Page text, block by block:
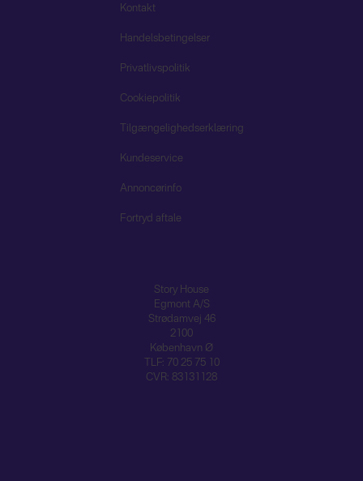
Kontakt
Handelsbetingelser
Privatlivspolitik
Cookiepolitik
Tilgængelighedserklæring
Kundeservice
Annoncørinfo
Fortryd aftale
Story House
Egmont A/S
Strødamvej 46
2100
København Ø
TLF: 70 25 75 10
CVR: 83131128